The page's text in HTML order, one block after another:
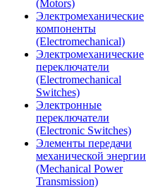
(Motors)
Электромеханические
компоненты
(Electromechanical)
Электромеханические
переключатели
(Electromechanical
Switches)
Электронные
переключатели
(Electronic Switches)
Элементы передачи
механической энергии
(Mechanical Power
Transmission)